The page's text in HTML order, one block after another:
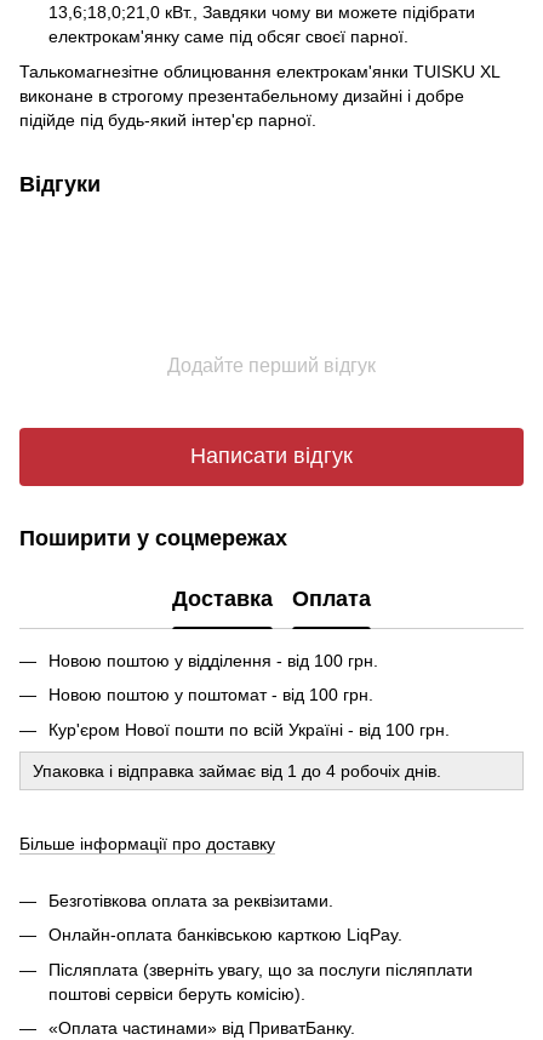
13,6;18,0;21,0 кВт., Завдяки чому ви можете підібрати
електрокам'янку саме під обсяг своєї парної.
Талькомагнезітне облицювання електрокам'янки TUISKU XL
виконане в строгому презентабельному дизайні і добре
підійде під будь-який інтер'єр парної.
Відгуки
Додайте перший відгук
Написати відгук
Поширити у соцмережах
Доставка Оплата
Новою поштою у відділення - від 100 грн.
Новою поштою у поштомат - від 100 грн.
Кур'єром Нової пошти по всій Україні - від 100 грн.
Упаковка і відправка займає від 1 до 4 робочіх днів.
Більше інформації про доставку
Безготівкова оплата за реквізитами.
Онлайн-оплата банківською карткою LiqPay.
Післяплата (зверніть увагу, що за послуги післяплати
поштові сервіси беруть комісію).
«Оплата частинами» від ПриватБанку.